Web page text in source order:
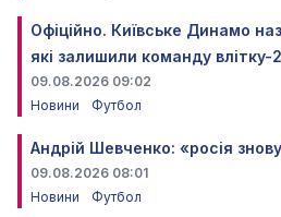
Офіційно. Київське Динамо
які залишили команду влітку-
09.08.2026 09:02
Новини
Футбол
Андрій Шевченко: «росія
09.08.2026 08:01
Новини
Футбол